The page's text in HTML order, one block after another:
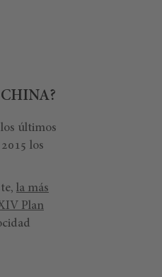
últimos
los
la más
Plan